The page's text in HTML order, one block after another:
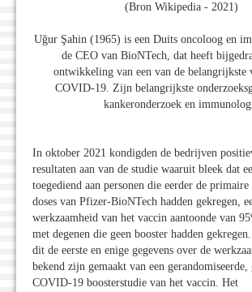
(Bron Wikipedia - 2021)
Uğur Şahin (1965) is een Duits oncoloog en
de CEO van BioNTech, dat heeft
ontwikkeling van een van de belangrijkste
COVID-19. Zijn belangrijkste
kankeronderzoek en
In oktober 2021 kondigden de bedrijven
resultaten aan van de studie waaruit bleek dat
toegediend aan personen die eerder de primaire
doses van Pfizer-BioNTech hadden gekregen,
werkzaamheid van het vaccin aantoonde van
met degenen die geen booster hadden
dit de eerste en enige gegevens over de
bekend zijn gemaakt van een gerandomiseerde,
COVID-19 boosterstudie van het vaccin. Het